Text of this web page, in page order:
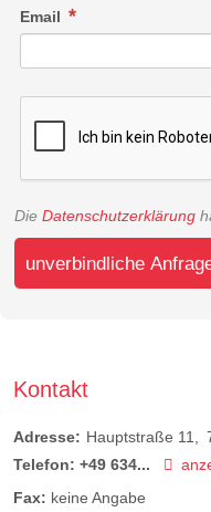
Email
Die Datenschutzerklärung
unverbindliche
Kontakt
Adresse: Hauptstraße 11
Telefon: +49 634...
Fax: keine Angabe